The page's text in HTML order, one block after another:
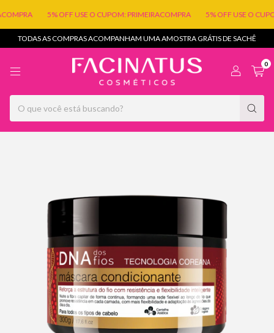
5% OFF USE O CUPOM: PRIMEIRACOMPRA 5% OFF USE O CUPOM:
TODAS AS COMPRAS ACOMPANHAM UMA AMOSTRA GRÁTIS DE SACHÊ
0